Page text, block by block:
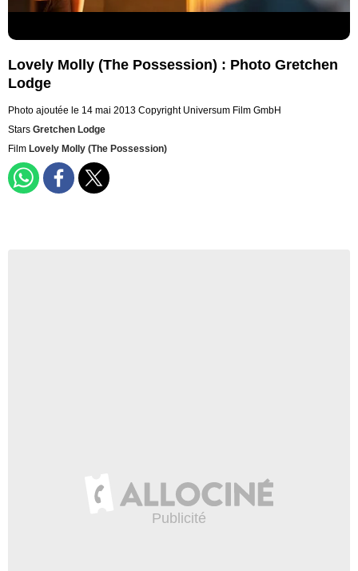
Lovely Molly (The Possession) : Photo Gretchen
Lodge
Photo ajoutée le 14 mai 2013 Copyright Universum Film GmbH
Stars Gretchen Lodge
Film Lovely Molly (The Possession)